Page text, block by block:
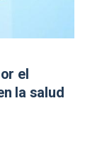
el
la salud